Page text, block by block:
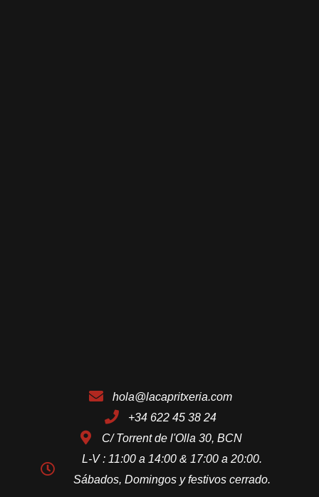
hola@lacapritxeria.com
+34 622 45 38 24
C/ Torrent de l'Olla 30, BCN
L-V : 11:00 a 14:00 & 17:00 a 20:00.
Sábados, Domingos y festivos cerrado.